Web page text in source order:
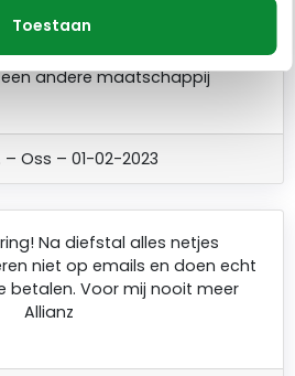
Toestaan
en dan nu dit. Heb zakelijk ook
Allianz. Ga daar natuurlijk ook
andere maatschappij
– Oss – 01-02-2023
Na diefstal alles netjes
niet op emails en doen echt
betalen. Voor mij nooit meer
Allianz